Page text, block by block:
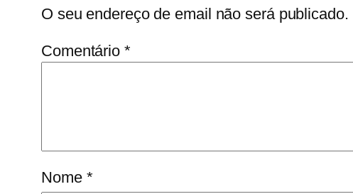
O seu endereço de email não será publicado.
Comentário *
Nome *